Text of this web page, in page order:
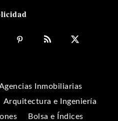
Inmobiliarias
Arquitectura e Ingeniería
Bolsa e Índices